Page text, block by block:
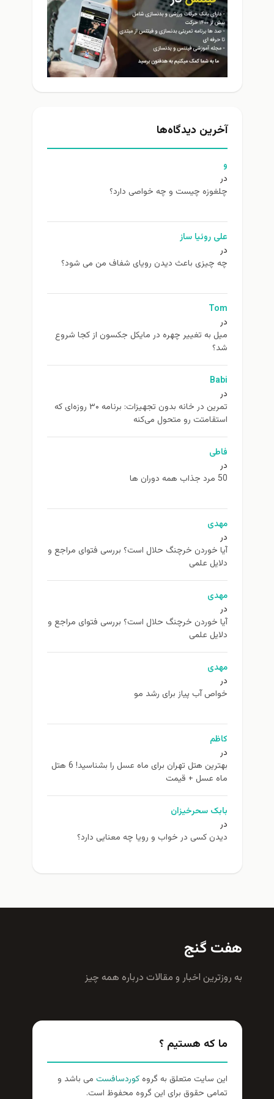
آخرین دیدگاه‌ها
و
در
چلغوزه چیست و چه خواصی دارد؟
علی روئیا ساز
در
چه چیزی باعث دیدن رویای شفاف من می شود؟
Tom
در
ميل به تغيير چهره در مایکل جکسون از كجا شروع
شد؟
Babi
در
تمرین در خانه بدون تجهیزات: برنامه ۳۰ روزه‌ای که
استقامتت رو متحول می‌کنه
فاطی
در
50 مرد جذاب همه دوران ها
مهدی
در
آیا خوردن خرچنگ حلال است؟ بررسی فتوای مراجع و
دلایل علمی
مهدی
در
آیا خوردن خرچنگ حلال است؟ بررسی فتوای مراجع و
دلایل علمی
مهدی
در
خواص آب پیاز برای رشد مو
کاظم
در
بهترین هتل تهران برای ماه عسل را بشناسید! 6 هتل
ماه عسل + قیمت
بابک سحرخیزان
در
دیدن کسی در خواب و رویا چه معنایی دارد؟
هفت گنج
به روزترين اخبار و مقالات درباره همه چيز
ما که هستیم ؟
این سایت متعلق به گروهکوردسافست می باشد و
تمامی حقوق برای این گروه محفوظ است.